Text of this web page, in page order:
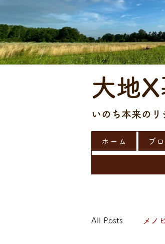
大地
いのち本来のリ
ホーム ブ
All Posts メノ